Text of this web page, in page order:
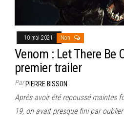
10 mai 2021 Non
Venom : Let There Be
premier trailer
ParPIERRE BISSON
Après avoir été repoussé maintes
19, on avait presque fini par